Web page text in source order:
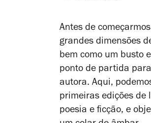
Antes de
grandes dimensões
bem como um busto
ponto de partida
autora. Aqui,
primeiras edições
poesia e ficção, e